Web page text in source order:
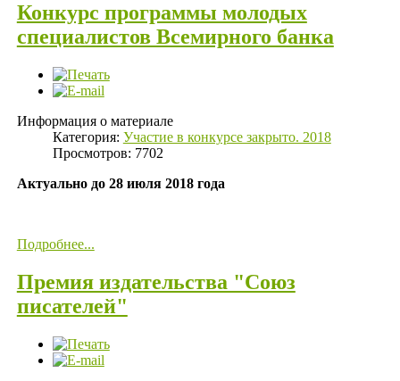
Конкурс программы молодых
специалистов Всемирного банка
Информация о материале
Категория: Участие в конкурсе закрыто. 2018
Просмотров: 7702
Актуально до 28 июля 2018 года
Подробнее...
Премия издательства "Союз
писателей"